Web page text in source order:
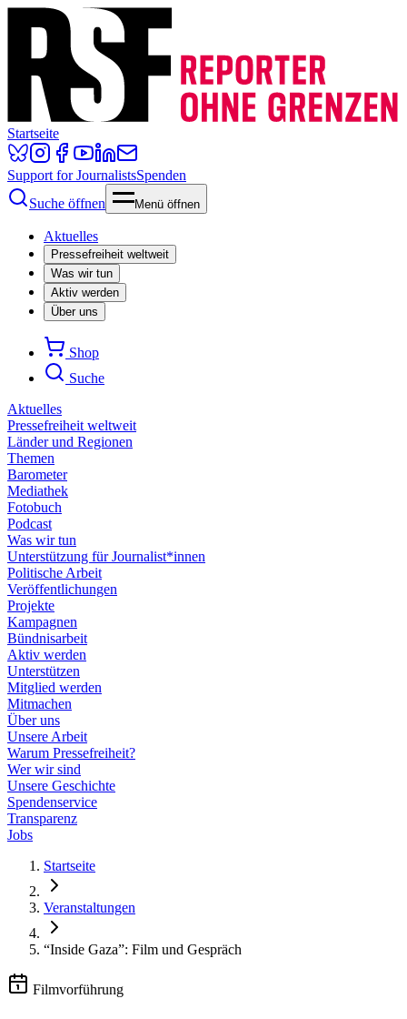
Startseite
Support for JournalistsSpenden
Suche öffnen
Menü öffnen
Aktuelles
Pressefreiheit weltweit
Was wir tun
Aktiv werden
Über uns
Shop
Suche
Aktuelles
Pressefreiheit weltweit
Länder und Regionen
Themen
Barometer
Mediathek
Fotobuch
Podcast
Was wir tun
Unterstützung für Journalist*innen
Politische Arbeit
Veröffentlichungen
Projekte
Kampagnen
Bündnisarbeit
Aktiv werden
Unterstützen
Mitglied werden
Mitmachen
Über uns
Unsere Arbeit
Warum Pressefreiheit?
Wer wir sind
Unsere Geschichte
Spendenservice
Transparenz
Jobs
Startseite
Veranstaltungen
“Inside Gaza”: Film und Gespräch
Filmvorführung